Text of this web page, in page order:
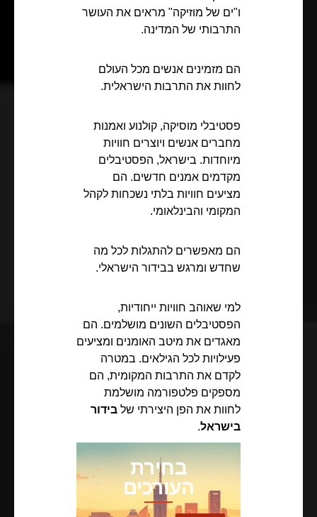
ו"ים של מוזיקה" מראים את העושר
התרבותי של המדינה.
הם מזמינים אנשים מכל העולם
לחוות את התרבות הישראלית.
פסטיבלי מוסיקה, קולנוע ואמנות
מחברים אנשים ויוצרים חוויות
מיוחדות. בישראל, הפסטיבלים
מקדמים אמנים חדשים. הם
מציעים חוויות בלתי נשכחות לקהל
המקומי והבינלאומי.
הם מאפשרים להתגלות לכל מה
שחדש ומרגש בבידור הישראלי.
למי שאוהב חוויות ייחודיות,
הפסטיבלים השונים מושלמים. הם
מאגדים את מיטב האומנים ומציעים
פעילויות לכל הגילאים. במטרה
לקדם את התרבות המקומית, הם
מספקים פלטפורמה מושלמת
לחוות את הפן היצירתי של בידור
בישראל.
בחירת
העורכים